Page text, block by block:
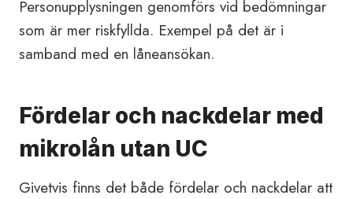
Personupplysningen genomförs vid bedömningar
som är mer riskfyllda. Exempel på det är i
samband med en låneansökan.
Fördelar och nackdelar med
mikrolån utan UC
Givetvis finns det både fördelar och nackdelar att